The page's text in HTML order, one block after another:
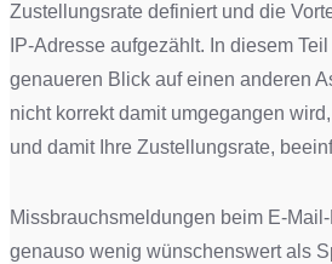
Zustellungsrate definiert und die
IP-Adresse aufgezählt. In diesem
genaueren Blick auf einen anderen
nicht korrekt damit umgegangen
und damit Ihre Zustellungsrate,
Missbrauchsmeldungen beim E-
genauso wenig wünschenswert als